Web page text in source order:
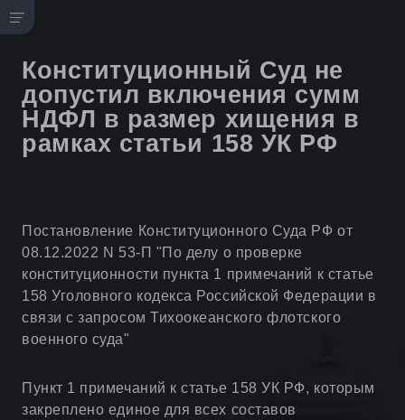
Конституционный Суд не
допустил включения сумм
НДФЛ в размер хищения в
рамках статьи 158 УК РФ
Постановление Конституционного Суда РФ от
08.12.2022 N 53-П "По делу о проверке
конституционности пункта 1 примечаний к статье
158 Уголовного кодекса Российской Федерации в
связи с запросом Тихоокеанского флотского
военного суда"
Пункт 1 примечаний к статье 158 УК РФ, которым
закреплено единое для всех составов